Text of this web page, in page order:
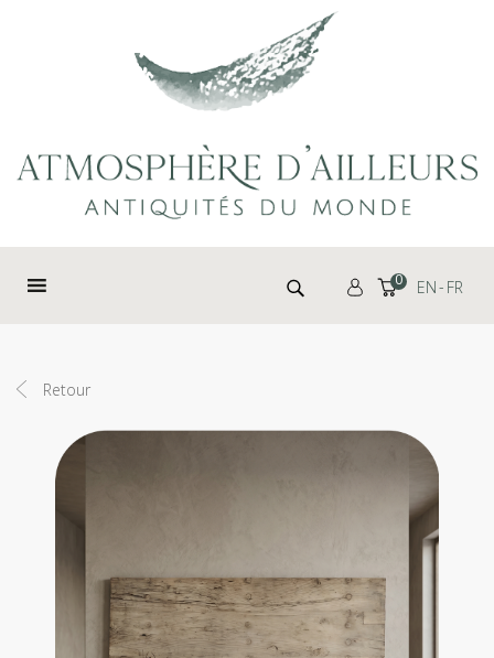
Rechercher : 0 EN FR
Retour